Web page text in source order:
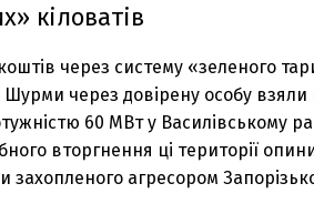
кіловатів
через систему «зеленого
через довірену особу
60 МВт у Василівському
вторгнення ці території
захопленого агресором